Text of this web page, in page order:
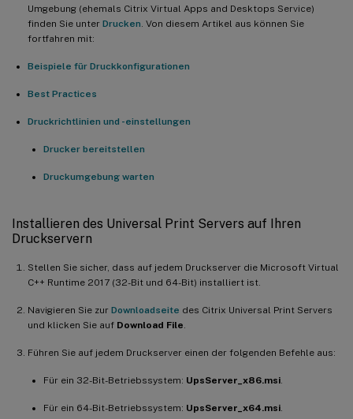
Umgebung (ehemals Citrix Virtual Apps and Desktops Service)
finden Sie unter Drucken . Von diesem Artikel aus können Sie
fortfahren mit:
Beispiele für Druckkonfigurationen
Best Practices
Druckrichtlinien und -einstellungen
Drucker bereitstellen
Druckumgebung warten
Installieren des Universal Print Servers auf Ihren
Druckservern
Stellen Sie sicher, dass auf jedem Druckserver die Microsoft Virtual
C++ Runtime 2017 (32-Bit und 64-Bit) installiert ist.
Navigieren Sie zur Downloadseite des Citrix Universal Print Servers
und klicken Sie auf Download File
Führen Sie auf jedem Druckserver einen der folgenden Befehle aus:
Für ein 32-Bit-Betriebssystem: UpsServer_x86.msi
Für ein 64-Bit-Betriebssystem: UpsServer_x64.msi